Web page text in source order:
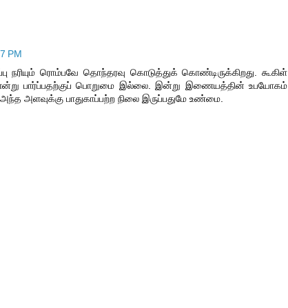
PM
நரியும் ரொம்பவே தொந்தரவு கொடுத்துக் கொண்டிருக்கிறது. கூகிள்
என்று பார்ப்பதற்குப் பொறுமை இல்லை. இன்று இணையத்தின் உபயோகம்
அளவுக்கு பாதுகாப்பற்ற நிலை இருப்பதுமே உண்மை.